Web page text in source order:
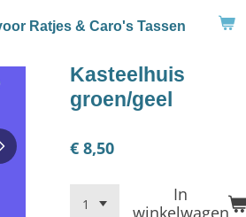
Ratjes & Caro's Tassen
Kasteelhuis
groen/geel
€ 8,50
In
winkelwagen